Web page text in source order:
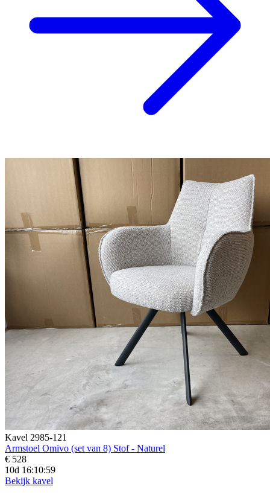
Kavel 2985-121
Armstoel Omivo (set van 8) Stof - Naturel
€ 528
10d 16:10:57
Bekijk kavel